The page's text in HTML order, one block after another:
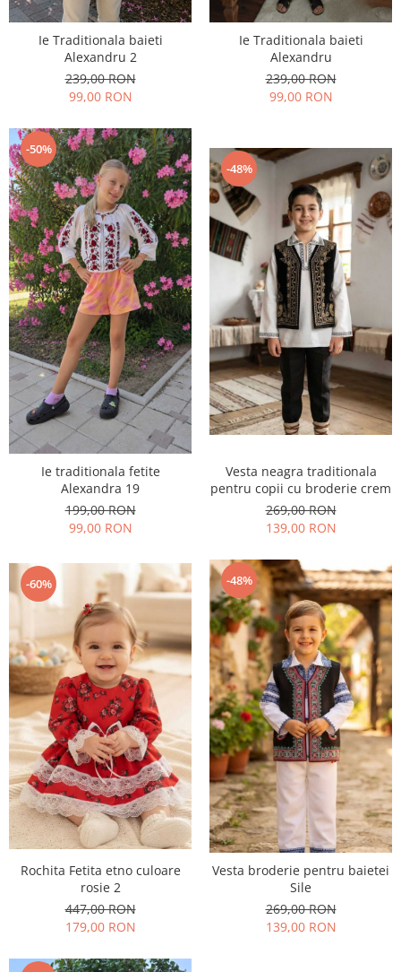
Ie Traditionala baieti
Alexandru 2
239,00 RON
99,00 RON
Ie Traditionala baieti
Alexandru
239,00 RON
99,00 RON
-50%
Ie traditionala fetite
Alexandra 19
199,00 RON
99,00 RON
-48%
Vesta neagra traditionala
pentru copii cu broderie crem
269,00 RON
139,00 RON
-60%
Rochita Fetita etno culoare
rosie 2
447,00 RON
179,00 RON
-48%
Vesta broderie pentru baietei
Sile
269,00 RON
139,00 RON